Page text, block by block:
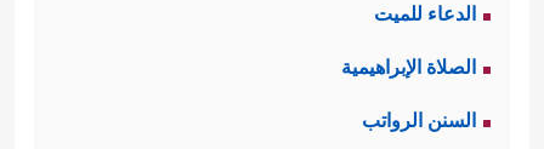
الدعاء للميت
الصلاة الإبراهيمية
السنن الرواتب